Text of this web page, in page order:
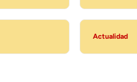
Actualidad